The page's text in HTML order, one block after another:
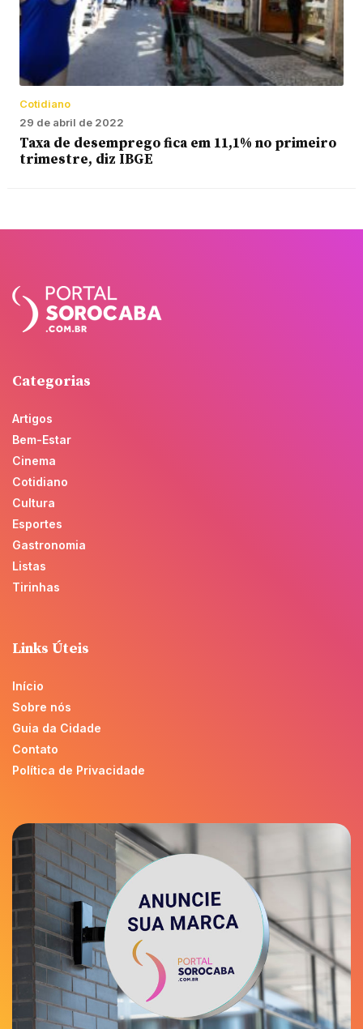
Cotidiano
29 de abril de 2022
Taxa de desemprego fica em 11,1% no primeiro
trimestre, diz IBGE
Categorias
Artigos
Bem-Estar
Cinema
Cotidiano
Cultura
Esportes
Gastronomia
Listas
Tirinhas
Links Úteis
Início
Sobre nós
Guia da Cidade
Contato
Política de Privacidade